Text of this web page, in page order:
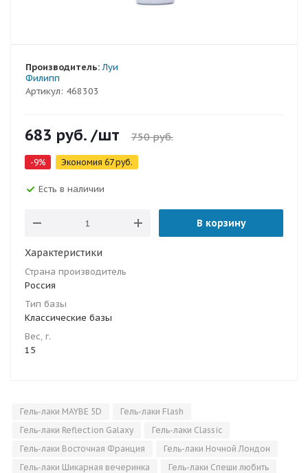
Артикул: 468303
Производитель: Луи
Филипп
683 руб. /шт 750руб.
-9% Экономия 67руб.
Есть в наличии
В корзину
Характеристики
Страна производитель
Россия
Тип базы
Классические базы
Вес, г.
15
Гель-лаки MAYBE 5D
Гель-лаки Flash
Гель-лаки Reflection Galaxy
Гель-лаки Classic
Гель-лаки Восточная Франция
Гель-лаки Ночной Лондон
Гель-лаки Шикарная вечеринка
Гель-лаки Спеши любить